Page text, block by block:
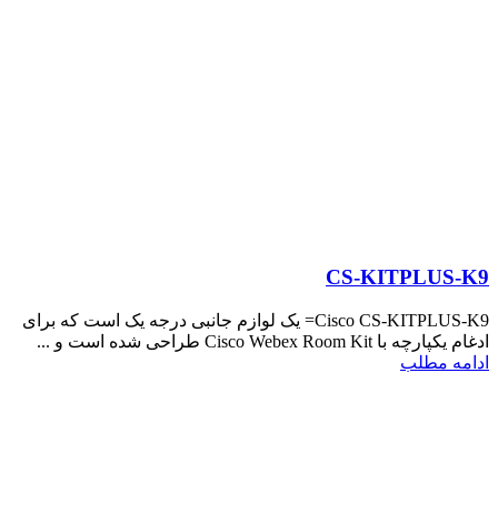
CS-KITPLUS-K9
Cisco CS-KITPLUS-K9= یک لوازم جانبی درجه یک است که برای
ادغام یکپارچه با Cisco Webex Room Kit طراحی شده است و ...
ادامه مطلب